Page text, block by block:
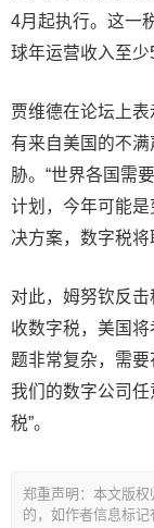
4月起执行。这一
球年运营收入至少
贾维德在论坛上
有来自美国的不
胁。“世界各国需
计划，今年可能是
决方案，数字税将
对此，姆努钦反
收数字税，美国
题非常复杂，需
我们的数字公司
税”。
郑重声明：本文版
的，如作者信息标记